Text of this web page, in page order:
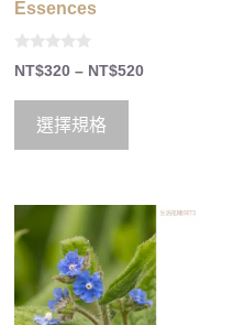
Essences
0
o
t
5
NT$320 – NT$520
選擇規格